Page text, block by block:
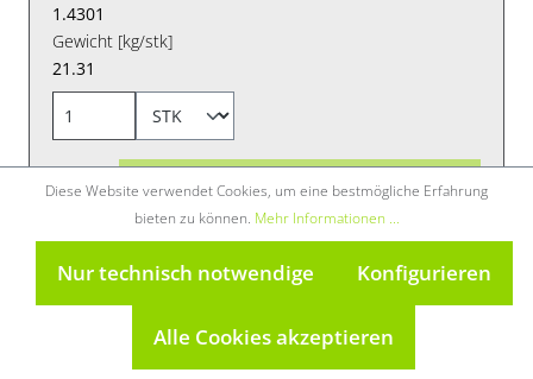
1.4301
Gewicht [kg/stk]
21.31
ungegl. 50X40x2 mm 6000 mm
Diese Website verwendet Cookies, um eine bestmögliche Erfahrung
bieten zu können. Mehr Informationen ...
Nur technisch notwendige Konfigurieren
Alle Cookies akzeptieren